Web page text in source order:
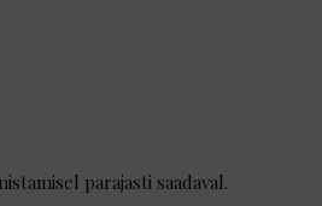
parajasti saadaval.